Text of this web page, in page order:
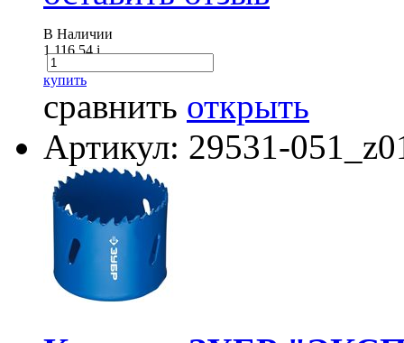
В Наличии
1 116.54i
купить
сравнить открыть
Артикул: 29531-